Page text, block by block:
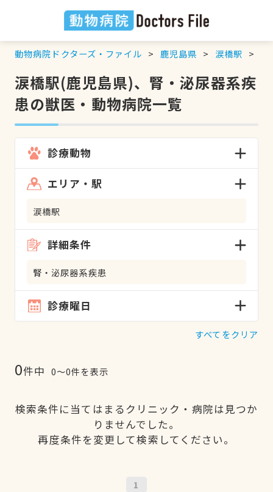
動物病院ドクターズ・ファイル 鹿児島県 涙橋駅
涙橋駅(鹿児島県)、腎・泌尿器系疾
患の獣医・動物病院一覧
診療動物
エリア・駅
涙橋駅
詳細条件
腎・泌尿器系疾患
診療曜日
すべてをクリア
0件中 0〜0件を表示
検索条件に当てはまるクリニック・病院は見つか
りませんでした。
再度条件を変更して検索してください。
1